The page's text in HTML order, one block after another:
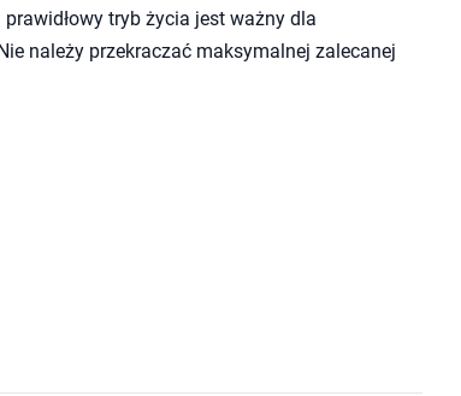
tryb życia jest ważny dla
należy przekraczać maksymalnej zalecanej